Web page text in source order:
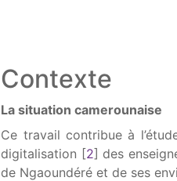
Contexte
La situation camerounaise
Ce travail contribue à
digitalisation [2] des
de Ngaoundéré et de ses